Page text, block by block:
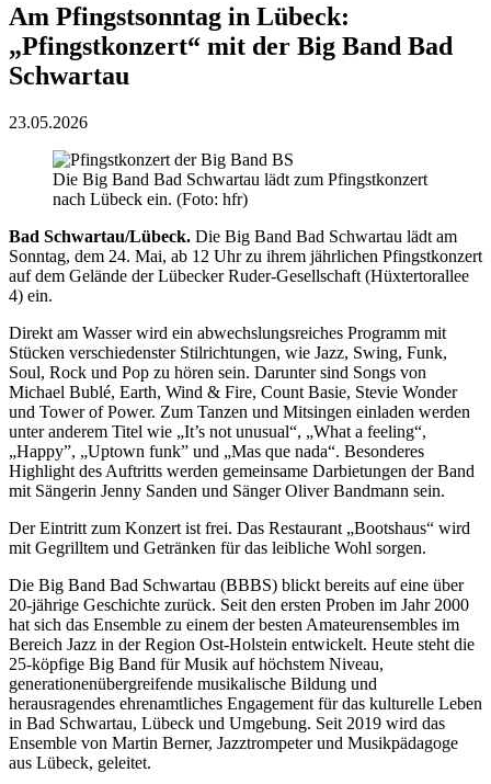
Am Pfingstsonntag in Lübeck:
„Pfingstkonzert“ mit der Big Band Bad
Schwartau
23.05.2026
Die Big Band Bad Schwartau lädt zum Pfingstkonzert
nach Lübeck ein. (Foto: hfr)
Bad Schwartau/Lübeck. Die Big Band Bad Schwartau lädt am
Sonntag, dem 24. Mai, ab 12 Uhr zu ihrem jährlichen Pfingstkonzert
auf dem Gelände der Lübecker Ruder-Gesellschaft (Hüxtertorallee
4) ein.
Direkt am Wasser wird ein abwechslungsreiches Programm mit
Stücken verschiedenster Stilrichtungen, wie Jazz, Swing, Funk,
Soul, Rock und Pop zu hören sein. Darunter sind Songs von
Michael Bublé, Earth, Wind & Fire, Count Basie, Stevie Wonder
und Tower of Power. Zum Tanzen und Mitsingen einladen werden
unter anderem Titel wie „It’s not unusual“, „What a feeling“,
„Happy”, „Uptown funk” und „Mas que nada“. Besonderes
Highlight des Auftritts werden gemeinsame Darbietungen der Band
mit Sängerin Jenny Sanden und Sänger Oliver Bandmann sein.
Der Eintritt zum Konzert ist frei. Das Restaurant „Bootshaus“ wird
mit Gegrilltem und Getränken für das leibliche Wohl sorgen.
Die Big Band Bad Schwartau (BBBS) blickt bereits auf eine über
20-jährige Geschichte zurück. Seit den ersten Proben im Jahr 2000
hat sich das Ensemble zu einem der besten Amateurensembles im
Bereich Jazz in der Region Ost-Holstein entwickelt. Heute steht die
25-köpfige Big Band für Musik auf höchstem Niveau,
generationenübergreifende musikalische Bildung und
herausragendes ehrenamtliches Engagement für das kulturelle Leben
in Bad Schwartau, Lübeck und Umgebung. Seit 2019 wird das
Ensemble von Martin Berner, Jazztrompeter und Musikpädagoge
aus Lübeck, geleitet.